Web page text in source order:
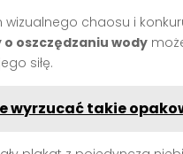
wizualnego chaosu i
oszczędzaniu wody
siłę.
wyrzucać takie